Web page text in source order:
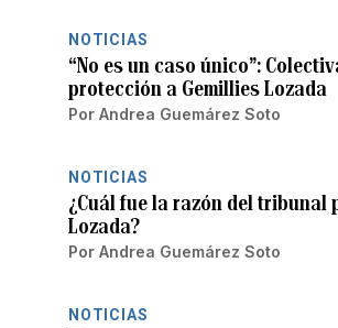
NOTICIAS
“No es un caso único”:
protección a Gemillies Lozada
Por Andrea Guemárez Soto
NOTICIAS
¿Cuál fue la razón del tribunal
Lozada?
Por Andrea Guemárez Soto
NOTICIAS